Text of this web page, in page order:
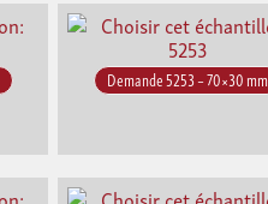
Demande 5253 – 70×30 mm